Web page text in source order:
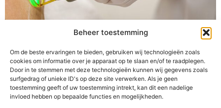
Beheer toestemming
Om de beste ervaringen te bieden, gebruiken wij technologieën zoals
cookies om informatie over je apparaat op te slaan en/of te raadplegen.
Door in te stemmen met deze technologieën kunnen wij gegevens zoals
surfgedrag of unieke ID's op deze site verwerken. Als je geen
toestemming geeft of uw toestemming intrekt, kan dit een nadelige
invloed hebben op bepaalde functies en mogelijkheden.
Ben jij het scheren van je oksels ook zo zat? Haargroei
is dan wel iets heel natuurlijks, maar persoonlijk vind ik
haargroei maar vervelend. Ik kan mijn oksels elke dag